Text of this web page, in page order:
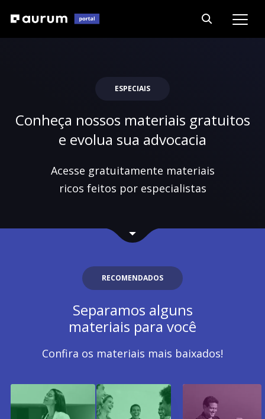
ESPECIAIS
Conheça nossos materiais gratuitos
e evolua sua advocacia
Acesse gratuitamente materiais
ricos feitos por especialistas
RECOMENDADOS
Separamos alguns
materiais para você
Confira os materiais mais baixados!